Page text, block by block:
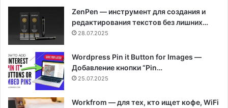
ZenPen — инструмент для создания и
редактирования текстов без лишних…
28.07.2025
Wordpress Pin it Button for Images —
Добавление кнопки “Pin…
25.07.2025
Workfrom — для тех, кто ищет кофе, WiFi